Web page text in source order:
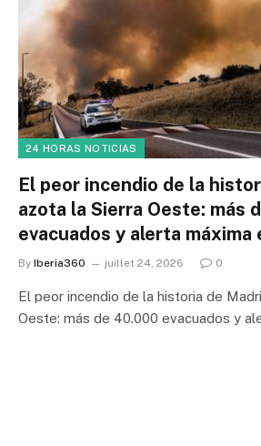
24 HORAS NOTICIAS
El peor incendio de la
azota la Sierra Oeste: más
evacuados y alerta máxima
By Iberia360 juillet 24, 2026 0
El peor incendio de la historia de
Oeste: más de 40.000 evacuados y